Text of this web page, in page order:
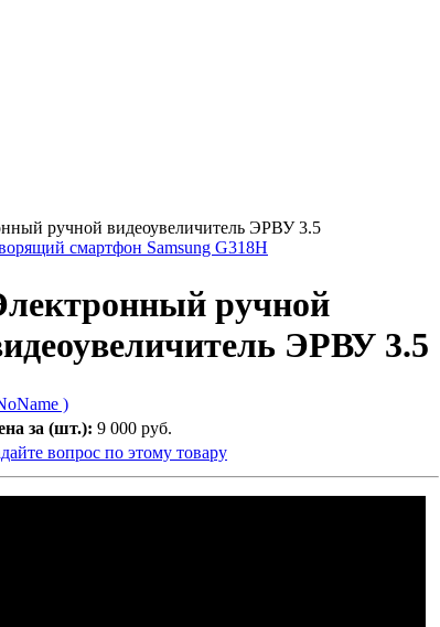
ручной видеоувеличитель ЭРВУ 3.5
смартфон Samsung G318H
ручной
ЭРВУ 3.5
)
за (шт.): 9 000 руб.
вопрос по этому товару